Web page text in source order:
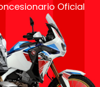
Oficial